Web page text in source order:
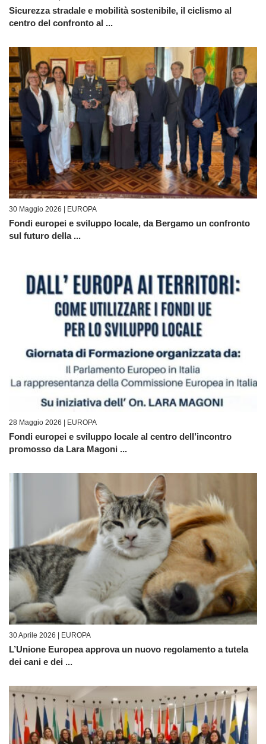
Sicurezza stradale e mobilità sostenibile, il ciclismo al
centro del confronto al ...
30 Maggio 2026 | EUROPA
Fondi europei e sviluppo locale, da Bergamo un confronto
sul futuro della ...
28 Maggio 2026 | EUROPA
Fondi europei e sviluppo locale al centro dell’incontro
promosso da Lara Magoni ...
30 Aprile 2026 | EUROPA
L’Unione Europea approva un nuovo regolamento a tutela
dei cani e dei ...